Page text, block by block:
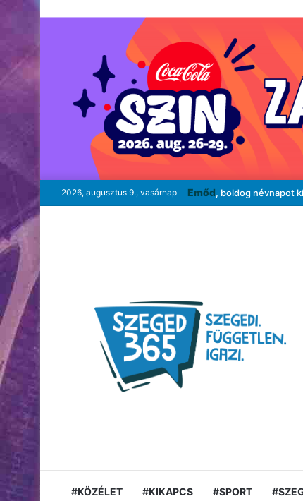
2026, augusztus 9., vasárnap Emőd, boldog névnapot
#KÖZÉLET #KIKAPCS #SPORT